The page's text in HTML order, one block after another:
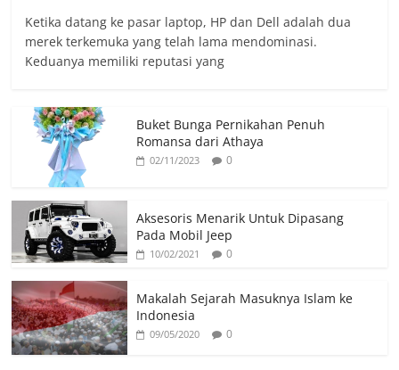
Ketika datang ke pasar laptop, HP dan Dell adalah dua
merek terkemuka yang telah lama mendominasi.
Keduanya memiliki reputasi yang
Buket Bunga Pernikahan Penuh
Romansa dari Athaya
02/11/2023 0
Aksesoris Menarik Untuk Dipasang
Pada Mobil Jeep
10/02/2021 0
Makalah Sejarah Masuknya Islam ke
Indonesia
09/05/2020 0